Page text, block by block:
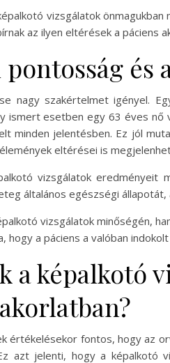
vizsgálatok
az ilyen eltérések a páciens
és
nagy szakértelmet igényel.
ismert esetben egy 63 éves
minden jelentésben. Ez jól
eltérései is
vizsgálatok eredményeit
általános egészségi
vizsgálatok minőségén,
a páciens a valóban
a képalkotó
értékelésekor fontos, hogy az
azt jelenti, hogy a képalkotó